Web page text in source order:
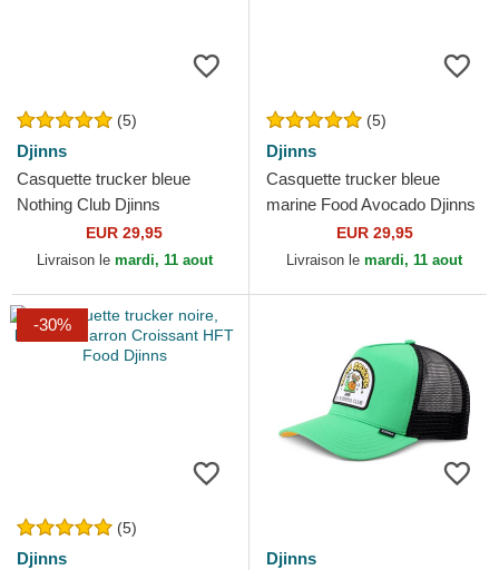
(5)
Djinns
Casquette trucker bleue
Nothing Club Djinns
EUR 29,95
Livraison le mardi, 11 aout
(5)
Djinns
Casquette trucker bleue
marine Food Avocado Djinns
EUR 29,95
Livraison le mardi, 11 aout
-30%
(5)
Djinns
Djinns